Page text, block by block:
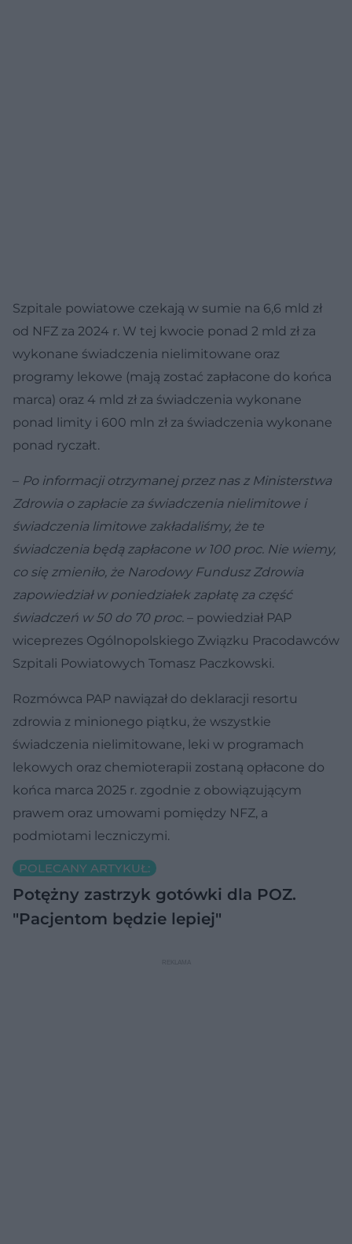
Szpitale powiatowe czekają w sumie na 6,6 mld zł
od NFZ za 2024 r. W tej kwocie ponad 2 mld zł za
wykonane świadczenia nielimitowane oraz
programy lekowe (mają zostać zapłacone do końca
marca) oraz 4 mld zł za świadczenia wykonane
ponad limity i 600 mln zł za świadczenia wykonane
ponad ryczałt.
– Po informacji otrzymanej przez nas z Ministerstwa
Zdrowia o zapłacie za świadczenia nielimitowe i
świadczenia limitowe zakładaliśmy, że te
świadczenia będą zapłacone w 100 proc. Nie wiemy,
co się zmieniło, że Narodowy Fundusz Zdrowia
zapowiedział w poniedziałek zapłatę za część
świadczeń w 50 do 70 proc. – powiedział PAP
wiceprezes Ogólnopolskiego Związku Pracodawców
Szpitali Powiatowych Tomasz Paczkowski.
Rozmówca PAP nawiązał do deklaracji resortu
zdrowia z minionego piątku, że wszystkie
świadczenia nielimitowane, leki w programach
lekowych oraz chemioterapii zostaną opłacone do
końca marca 2025 r. zgodnie z obowiązującym
prawem oraz umowami pomiędzy NFZ, a
podmiotami leczniczymi.
POLECANY ARTYKUŁ:
Potężny zastrzyk gotówki dla POZ.
"Pacjentom będzie lepiej"